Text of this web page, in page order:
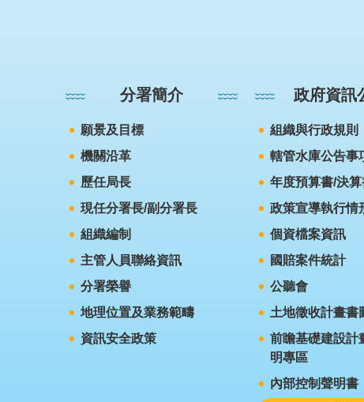
分署簡介
願景及目標
機關沿革
歷任局長
現任分署長/副分署長
組織編制
主管人員聯絡資訊
分署榮譽
地理位置及業務範疇
資訊安全政策
政府資訊
組織與行政規則
轄管水庫公告事
年度預算書/決算
政策宣導執行情
個資檔案資訊
國賠案件統計
公聽會
土地徵收計畫書
前瞻基礎建設計
明專區
內部控制聲明書